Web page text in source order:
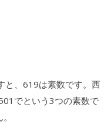
と、619は素数です。西
でという3つの素数で